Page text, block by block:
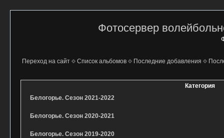
Фотосервер
Переход на сайт Список альбомов Последние добавления
Категория
Белогорье. Сезон 2021-2022
Белогорье. Сезон 2020-2021
Белогорье. Сезон 2019-2020